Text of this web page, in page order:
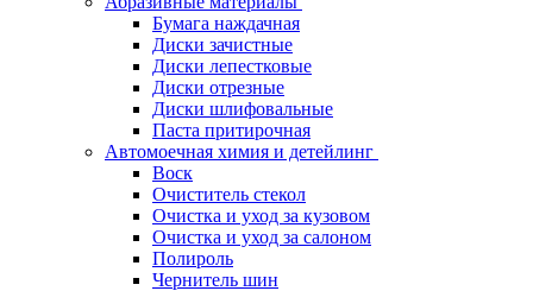
Бумага наждачная
Диски зачистные
Диски лепестковые
Диски отрезные
Диски шлифовальные
Паста притирочная
Автомоечная химия и детейлинг
Воск
Очиститель стекол
Очистка и уход за кузовом
Очистка и уход за салоном
Полироль
Чернитель шин